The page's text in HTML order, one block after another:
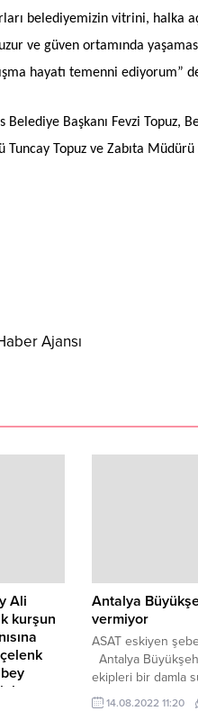
belediyemizin vitrini, halka
ve güven ortamında
hayatı temenni ediyorum”
Başkanı Fevzi Topuz,
Topuz ve Zabıta Müdürü
Ajansı
Ali
kurşun
Antalya
vermiyor
ASAT eskiyen
Antalya
ekipleri bir damla
için çalışmalarını
14.08.2022 11:20